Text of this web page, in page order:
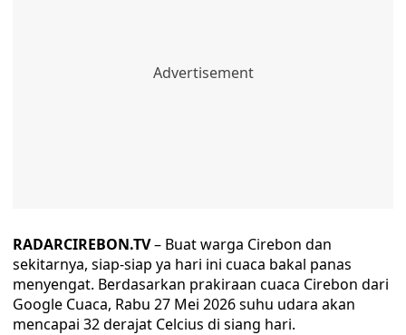
RADARCIREBON.TV– Buat warga Cirebon dan
sekitarnya, siap-siap ya hari ini cuaca bakal panas
menyengat. Berdasarkan prakiraan cuaca Cirebon dari
Google Cuaca, Rabu 27 Mei 2026 suhu udara akan
mencapai 32 derajat Celcius di siang hari.